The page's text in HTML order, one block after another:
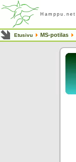
Hamppu.net
Etusivu MS-potilas